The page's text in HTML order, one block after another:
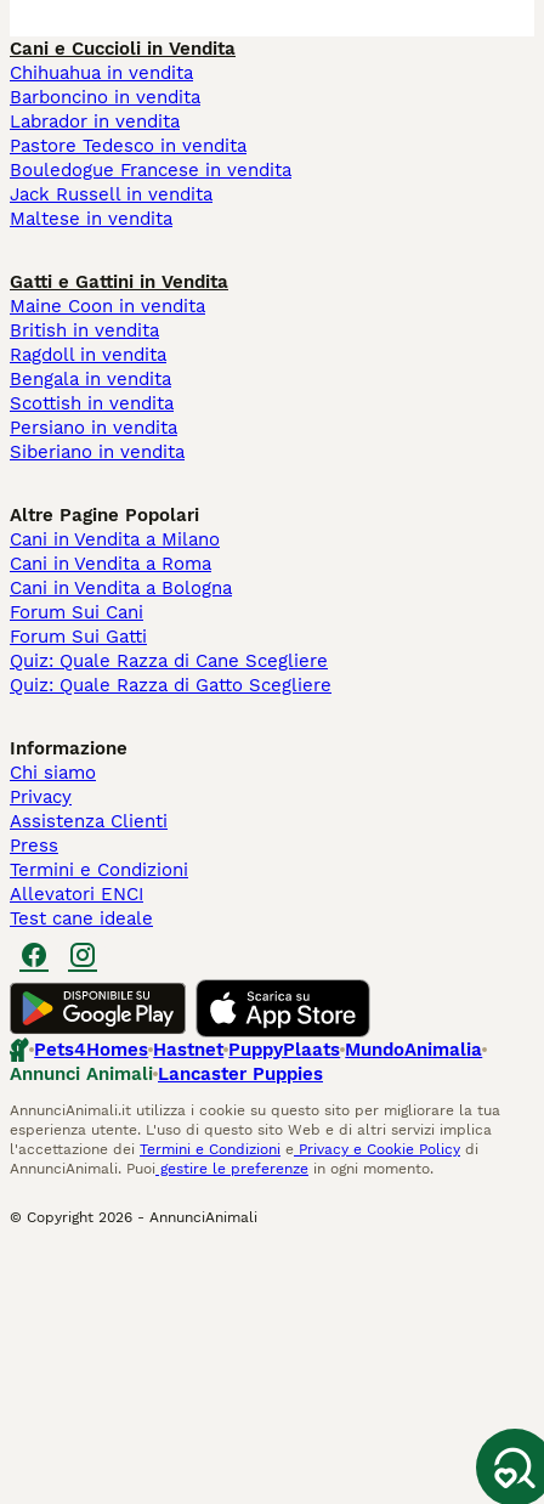
Cani e Cuccioli in Vendita
Chihuahua in vendita
Barboncino in vendita
Labrador in vendita
Pastore Tedesco in vendita
Bouledogue Francese in vendita
Jack Russell in vendita
Maltese in vendita
Gatti e Gattini in Vendita
Maine Coon in vendita
British in vendita
Ragdoll in vendita
Bengala in vendita
Scottish in vendita
Persiano in vendita
Siberiano in vendita
Altre Pagine Popolari
Cani in Vendita a Milano
Cani in Vendita a Roma
Cani in Vendita a Bologna
Forum Sui Cani
Forum Sui Gatti
Quiz: Quale Razza di Cane Scegliere
Quiz: Quale Razza di Gatto Scegliere
Informazione
Chi siamo
Privacy
Assistenza Clienti
Press
Termini e Condizioni
Allevatori ENCI
Test cane ideale
Pets4Homes Hastnet PuppyPlaats MundoAnimalia
Annunci Animali Lancaster Puppies
AnnunciAnimali.it utilizza i cookie su questo sito per migliorare la tua
esperienza utente. L'uso di questo sito Web e di altri servizi implica
l'accettazione dei Termini e Condizioni e Privacy e Cookie Policy di
AnnunciAnimali. Puoi gestire le preferenze in ogni momento.
© Copyright 2026 - AnnunciAnimali